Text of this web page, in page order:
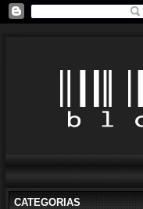
CATEGORIAS